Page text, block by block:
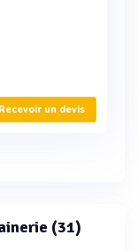
Recevoir un devis
(31)